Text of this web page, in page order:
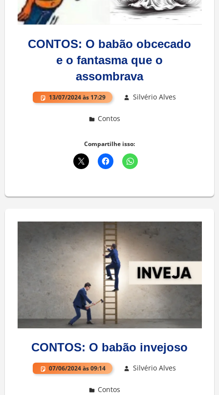
CONTOS: O babão obcecado
e o fantasma que o
assombrava
13/07/2024 às 17:29 Silvério Alves
Contos
Compartilhe isso:
CONTOS: O babão invejoso
07/06/2024 às 09:14 Silvério Alves
Contos